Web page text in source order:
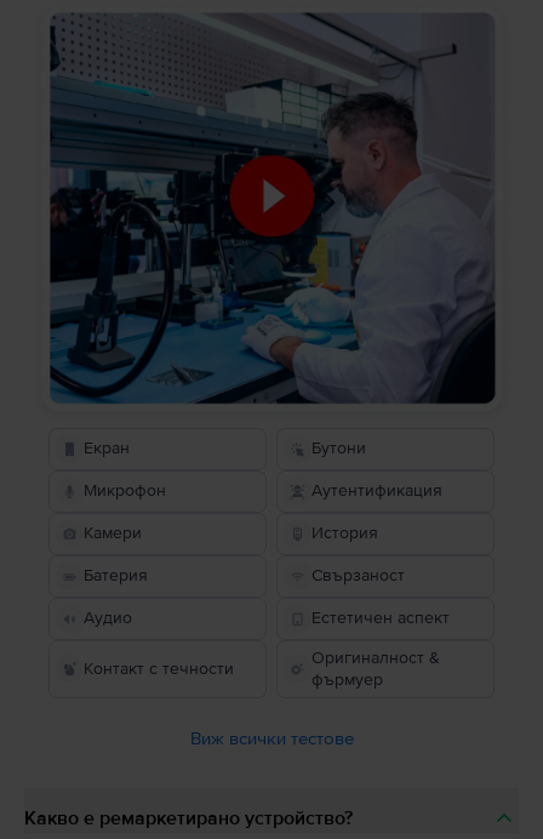
Екран Бутони
Микрофон Аутентификация
Камери История
Батерия Свързаност
Аудио Естетичен аспект
Контакт с течности
Оригиналност &
фърмуер
Виж всички тестове
Какво е ремаркетирано устройство?